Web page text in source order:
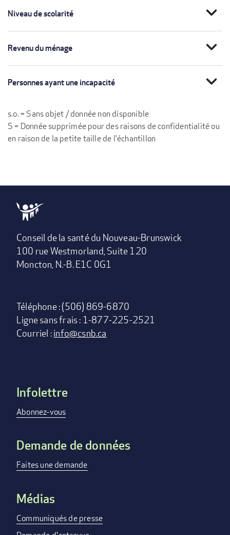
Niveau de scolarité expand_more
Revenu du ménage expand_more
Personnes ayant une incapacité expand_more
s.o. = Sans objet / donnée non disponible
S = Donnée supprimée pour des raisons de confidentialité ou
en raison de la petite taille de l'échantillon
Conseil de la santé du Nouveau-Brunswick
100 rue Westmorland, Suite 120
Moncton, N.-B. E1C 0G1
Téléphone : (506) 869-6870
Ligne sans frais : 1-877-225-2521
Courriel :info@csnb.ca
Footer
menu
Infolettre
Abonnez-vous
Demande de données
Faites une demande
Médias
Communiqués de presse